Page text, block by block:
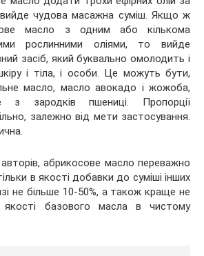
чудова масажна суміш. Якщо ж
масло з одним або кількома
рослинними оліями, то вийде
засіб, який буквально омолодить і
і тіла, і особи. Це можуть бути,
масло, масло авокадо і жожоба,
з зародків пшениці. Пропорції
залежно від мети застосування.
абрикосове масло переважно
в якості добавки до суміші інших
не більше 10-50%, а також краще не
якості базового масла в чистому